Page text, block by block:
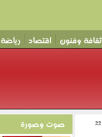
ثقافة وفنون اقتصاد رياضة
يؤكد الملك محمد السادس على تعميم التغطية الصحية الإجبارية على 22
صوت وصورة